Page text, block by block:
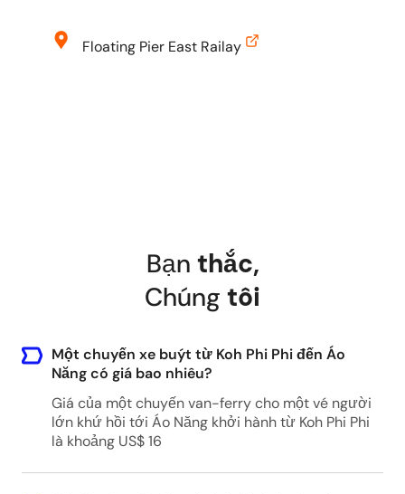
Floating Pier East Railay
Bang Rong Pier
Amphoe Thalang, Chang Wat Phuket 83110,
Thailand
Manoh Pier
Bạn thắc,
Chúng tôi
Một chuyến xe buýt từ Koh Phi Phi đến Áo
Năng có giá bao nhiêu?
Giá của một chuyến van-ferry cho một vé người
lớn khứ hồi tới Áo Năng khởi hành từ Koh Phi Phi
là khoảng US$ 16